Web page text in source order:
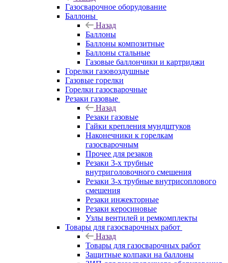
Газосварочное оборудование
Баллоны
Назад
Баллоны
Баллоны композитные
Баллоны стальные
Газовые баллончики и картриджи
Горелки газовоздушные
Газовые горелки
Горелки газосварочные
Резаки газовые
Назад
Резаки газовые
Гайки крепления мундштуков
Наконечники к горелкам
газосварочным
Прочее для резаков
Резаки 3-х трубные
внутриголовочного смешения
Резаки 3-х трубные внутрисоплового
смешения
Резаки инжекторные
Резаки керосиновые
Узлы вентилей и ремкомплекты
Товары для газосварочных работ
Назад
Товары для газосварочных работ
Защитные колпаки на баллоны